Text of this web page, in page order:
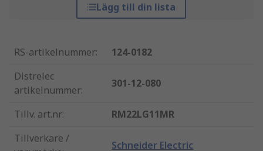
Lägg till din lista
RS-artikelnummer:
124-0182
Distrelec
artikelnummer:
301-12-080
Tillv. art.nr:
RM22LG11MR
Tillverkare /
Schneider Electric